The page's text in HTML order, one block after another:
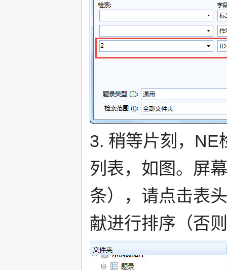
3. 稍等片刻，NE
列表，如图。屏
条），请点击表
献进行排序（否